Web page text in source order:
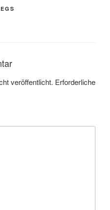
veröffentlicht. Erforderliche